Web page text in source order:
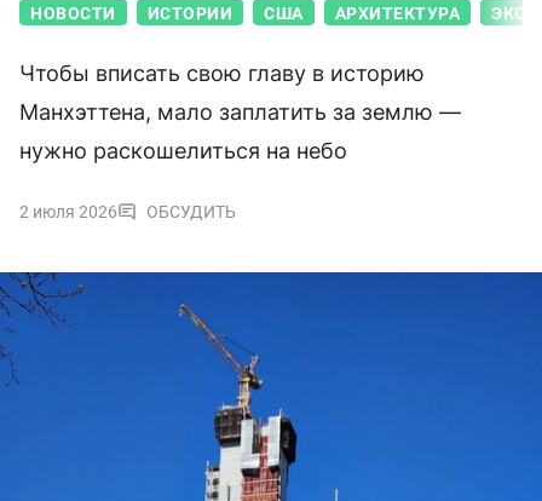
НОВОСТИ ИСТОРИИ США АРХИТЕКТУРА
Чтобы вписать свою главу в историю
Манхэттена, мало заплатить за землю —
нужно раскошелиться на небо
2 июля 2026 ОБСУДИТЬ